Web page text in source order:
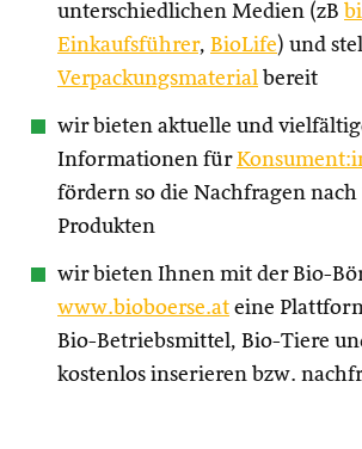
unterschiedlichen Medien (zB
Einkaufsführer, BioLife) und
Verpackungsmaterial bereit
wir bieten aktuelle und
Informationen für
fördern so die Nachfragen nach
Produkten
wir bieten Ihnen mit der Bio-
www.bioboerse.at eine
Bio-Betriebsmittel, Bio-Tiere
kostenlos inserieren bzw.